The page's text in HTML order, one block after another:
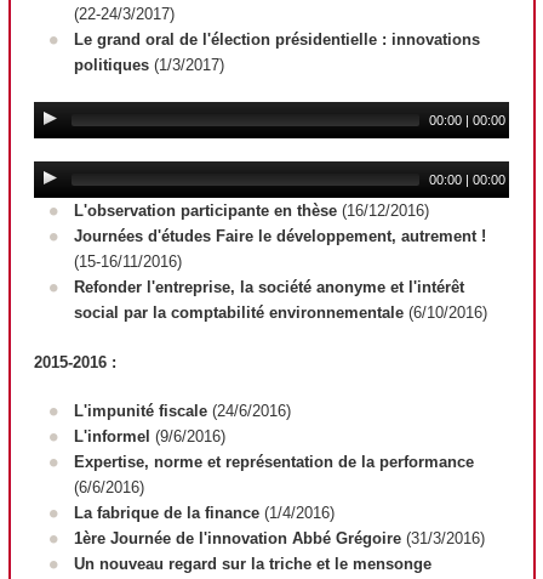
(22-24/3/2017)
Le grand oral de l'élection présidentielle : innovations
politiques(1/3/2017)
00:00 | 00:00
00:00 00:00
L'observation participante en thèse (16/12/2016)
Journées d'études Faire le développement, autrement !
(15-16/11/2016)
Refonder l'entreprise, la société anonyme et l'intérêt
social par la comptabilité environnementale (6/10/2016)
2015-2016 :
L'impunité fiscale(24/6/2016)
L'informel (9/6/2016)
Expertise, norme et représentation de la performance
(6/6/2016)
La fabrique de la finance(1/4/2016)
1ère Journée de l'innovation Abbé Grégoire(31/3/2016)
Un nouveau regard sur la triche et le mensonge